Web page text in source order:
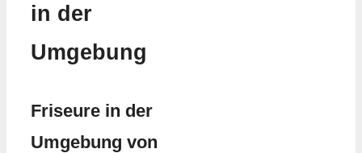
in der
Umgebung
Friseure in der
Umgebung von